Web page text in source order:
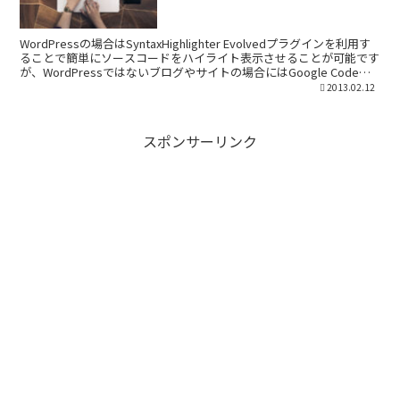
WordPressの場合はSyntaxHighlighter Evolvedプラグインを利用す
ることで簡単にソースコードをハイライト表示させることが可能です
が、WordPressではないブログやサイトの場合にはGoogle Code
2013.02.12
スポンサーリンク